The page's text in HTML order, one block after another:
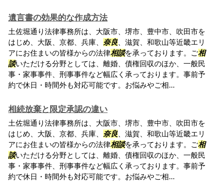
遺言書の効果的な作成方法
土佐堀通り法律事務所は、大阪市、堺市、豊中市、吹田市を
はじめ、大阪、京都、兵庫、 奈良 、滋賀、和歌山等近畿エリ
アにお住まいの皆様からの法律相談を承っております。ご相
談いただける分野としては、離婚、債権回収のほか、一般民
事・家事事件、刑事事件など幅広く承っております。事前予
約で休日・時間外も対応可能です。お悩みやご相...
相続放棄と限定承認の違い
土佐堀通り法律事務所は、大阪市、堺市、豊中市、吹田市を
はじめ、大阪、京都、兵庫、 奈良 、滋賀、和歌山等近畿エリ
アにお住まいの皆様からの法律相談を承っております。ご相
談いただける分野としては、離婚、債権回収のほか、一般民
事・家事事件、刑事事件など幅広く承っております。事前予
約で休日・時間外も対応可能です。お悩みやご相...